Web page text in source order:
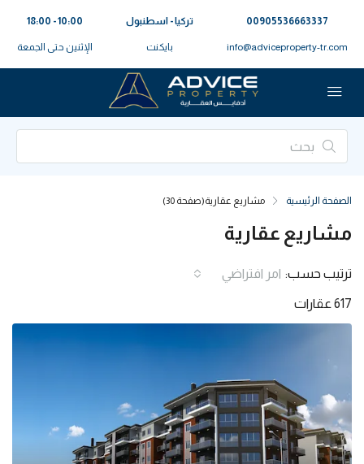
00905536663337⁩
info@adviceproperty-tr.com
تركيا - اسطنبول
بايكنت
10:00 - 18:00
الإثنين حتى الجمعة
الصفحة الرئيسية مشاريع عقارية(صفحة 30)
مشاريع عقارية
617 عقارات
ترتيب حسب: امر افتراضي